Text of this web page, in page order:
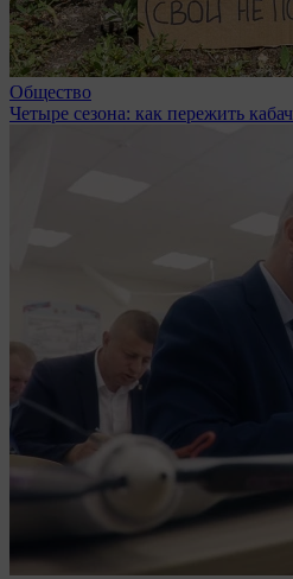
Общество
Четыре сезона: как пережить